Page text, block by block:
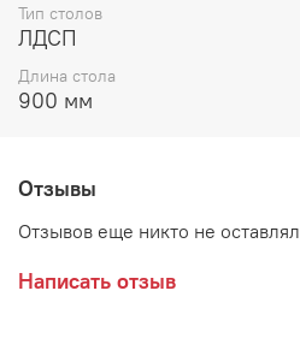
Тип столов
ЛДСП
Длина стола
900 мм
Отзывы
Отзывов еще никто не оставлял
Написать отзыв